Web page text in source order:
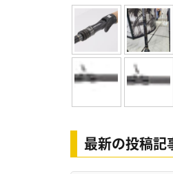
最新の投稿記